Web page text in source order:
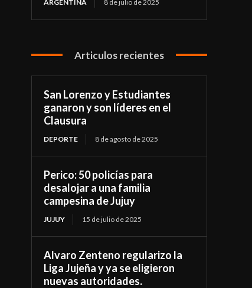
ARGENTINA 8 de julio de 2025
Articulos recientes
San Lorenzo y Estudiantes
ganaron y son líderes en el
Clausura
DEPORTE 8 de agosto de 2025
Perico: 50 policías para
desalojar a una familia
campesina de Jujuy
JUJUY 15 de julio de 2025
Alvaro Zenteno regularizo la
Liga Jujeña y ya se eligieron
nuevas autoridades.